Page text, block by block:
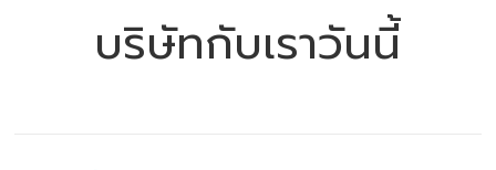
บริษัทกับเราวันนี้